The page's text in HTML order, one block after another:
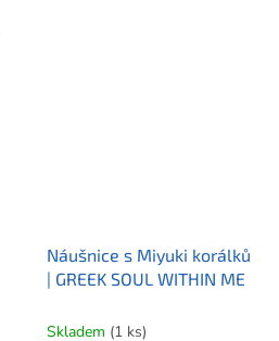
Náušnice s Miyuki korálků
| GREEK SOUL WITHIN ME
Skladem (1 ks)